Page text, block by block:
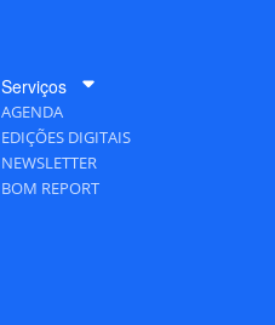
Serviços
AGENDA
EDIÇÕES DIGITAIS
NEWSLETTER
BOM REPORT